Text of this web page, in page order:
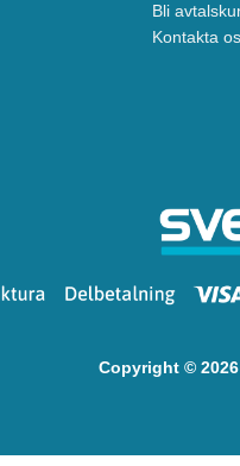
Bli
Kontakta
Copyright ©